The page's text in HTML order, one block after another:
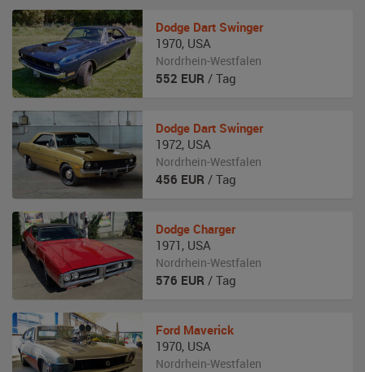
Dodge Dart Swinger
1970, USA
Nordrhein-Westfalen
552 EUR / Tag
Dodge Dart Swinger
1972, USA
Nordrhein-Westfalen
456 EUR / Tag
Dodge Charger
1971 , USA
Nordrhein-Westfalen
576 EUR / Tag
Ford Maverick
1970, USA
Nordrhein-Westfalen